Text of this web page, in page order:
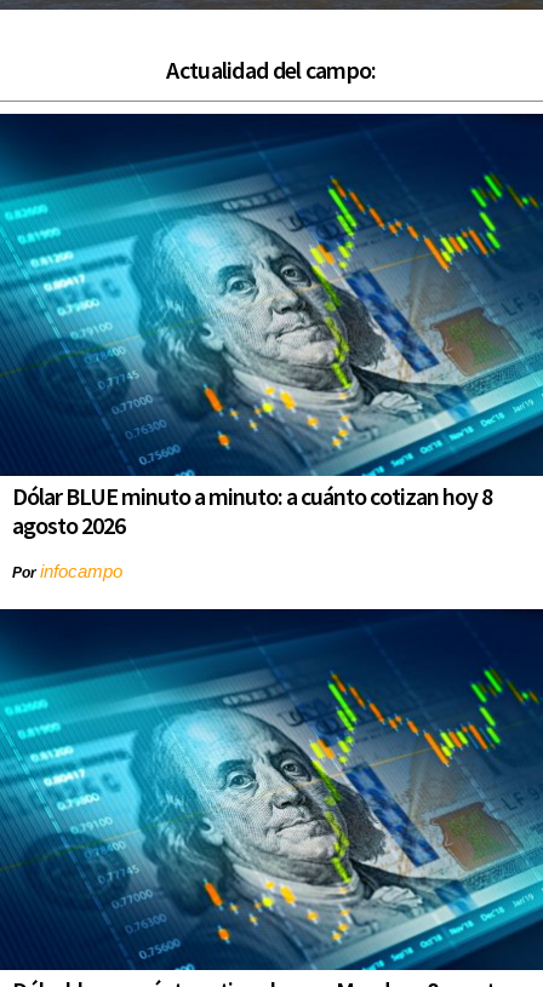
Actualidad del campo:
Dólar BLUE minuto a minuto: a cuánto cotizan hoy 8
agosto 2026
Porinfocampo